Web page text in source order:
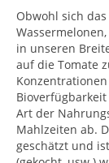
Obwohl sich
in unseren
auf die Tomate
Art der
Mahlzeiten ab.
geschätzt und